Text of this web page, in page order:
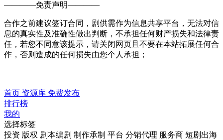
————免责声明————
合作之前建议签订合同，剧供需作为信息共享平台，无法对信
息的真实性及准确性做出判断，不承担任何财产损失和法律责
任，若您不同意该提示，请关闭网页且不要在本站拓展任何合
作，否则造成的任何损失由您个人承担；
首页 资源库 免费发布
排行榜
我的
选择标签
投资 版权 剧本编剧 制作承制 平台 分销代理 服务商 短剧出海